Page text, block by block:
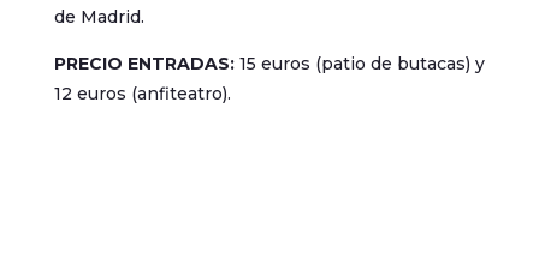
de Madrid.
PRECIO ENTRADAS:15 euros (patio de butacas) y
12 euros (anfiteatro).